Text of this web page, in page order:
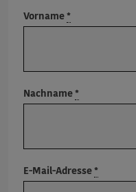
Vorname *
Nachname *
E-Mail-Adresse *